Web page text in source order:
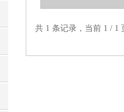
共 1 条记录，当前 1 /